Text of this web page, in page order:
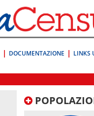
DOCUMENTAZIONE LINKS